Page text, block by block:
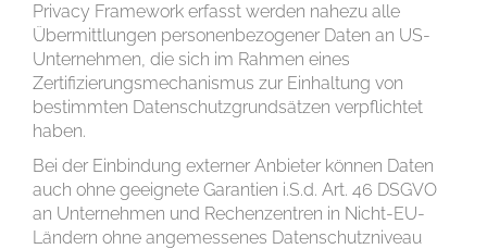
Privacy Framework erfasst werden nahezu alle
Übermittlungen personenbezogener Daten an US-
Unternehmen, die sich im Rahmen eines
Zertifizierungsmechanismus zur Einhaltung von
bestimmten Datenschutzgrundsätzen verpflichtet
haben.
Bei der Einbindung externer Anbieter können Daten
auch ohne geeignete Garantien i.S.d. Art. 46 DSGVO
an Unternehmen und Rechenzentren in Nicht-EU-
Ländern ohne angemessenes Datenschutzniveau